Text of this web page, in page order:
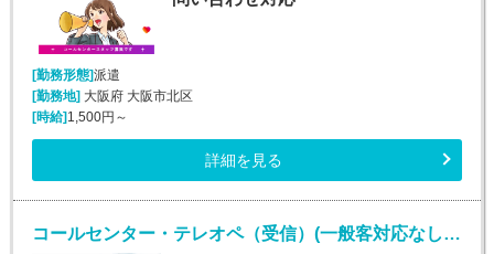
[勤務形態]派遣
[勤務地]大阪府 大阪市北区
[時給]1,500円～
詳細を見る
コールセンター・テレオペ（受信）(一般客対応なしの保険代理店カスタマーサポート)